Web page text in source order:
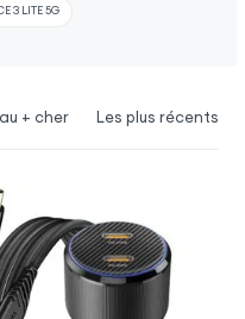
3 LITE 5G
+ cher Les plus récents